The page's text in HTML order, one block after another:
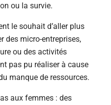
ou la survie.
le souhait d’aller plus
des micro-entreprises,
ou des activités
pas pu réaliser à cause
manque de ressources.
aux femmes : des